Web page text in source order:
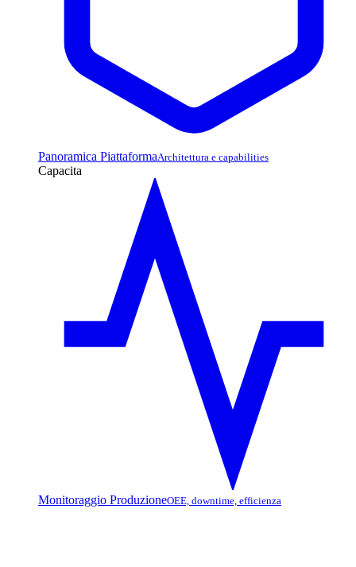
Panoramica PiattaformaArchitettura e capabilities
Capacita
Monitoraggio ProduzioneOEE, downtime, efficienza